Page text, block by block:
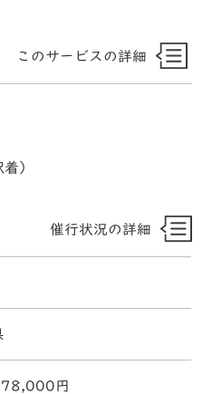
このサービスの詳細
）
催行状況の詳細
円